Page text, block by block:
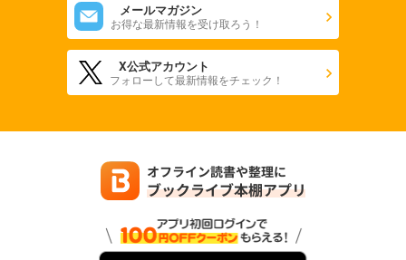
メールマガジン
お得な最新情報を受け取ろう！
X公式アカウント
フォローして最新情報をチェック！